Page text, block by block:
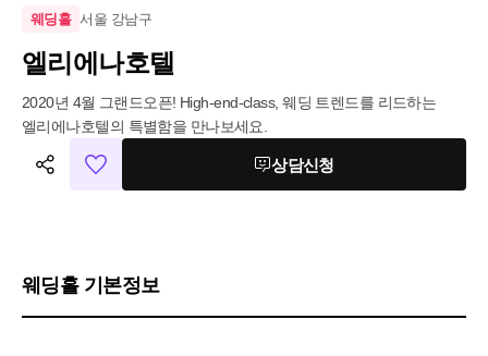
웨딩홀 서울 강남구
엘리에나호텔
2020년 4월 그랜드오픈! High-end-class, 웨딩 트렌드를 리드하는
엘리에나호텔의 특별함을 만나보세요.
상담신청
웨딩홀 기본정보